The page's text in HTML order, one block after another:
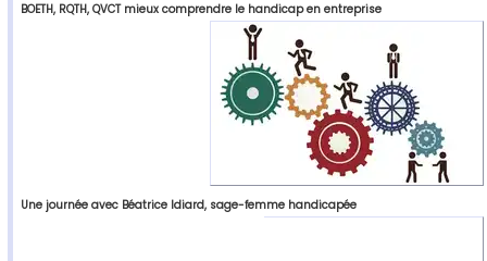
BOETH, RQTH, QVCT mieux comprendre le handicap en entreprise
Une journée avec Béatrice Idiard, sage-femme handicapée